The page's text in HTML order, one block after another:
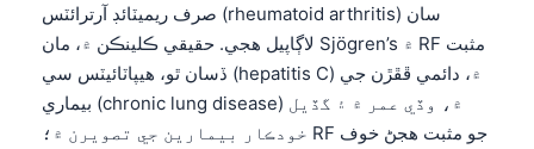
صرف ريميٽائڊ آرترائٽس (rheumatoid arthritis) سان
لاڳاپيل هجي. حقيقي ڪلينڪن ۾، مان Sjögren’s ۾ RF مثبت
ڏسان ٿو، هيپاٽائيٽس سي (hepatitis C) ۾، دائمي ڦڦڙن جي
بيماري (chronic lung disease) ۾، وڏي عمر ۾ ۽ گڏيل
خودڪار بيمارين جي تصويرن ۾؛ RF جو مثبت هجڻ خوف